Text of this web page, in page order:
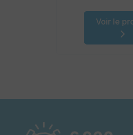
Voir le